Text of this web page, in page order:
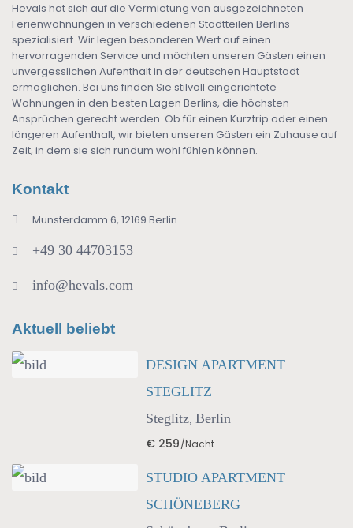
Hevals hat sich auf die Vermietung von ausgezeichneten
Ferienwohnungen in verschiedenen Stadtteilen Berlins
spezialisiert. Wir legen besonderen Wert auf einen
hervorragenden Service und möchten unseren Gästen einen
unvergesslichen Aufenthalt in der deutschen Hauptstadt
ermöglichen. Bei uns finden Sie stilvoll eingerichtete
Wohnungen in den besten Lagen Berlins, die höchsten
Ansprüchen gerecht werden. Ob für einen Kurztrip oder einen
längeren Aufenthalt, wir bieten unseren Gästen ein Zuhause auf
Zeit, in dem sie sich rundum wohl fühlen können.
Kontakt
Munsterdamm 6, 12169 Berlin
+49 30 44703153
info@hevals.com
Aktuell beliebt
DESIGN APARTMENT
STEGLITZ
Steglitz, Berlin
€ 259/Nacht
STUDIO APARTMENT
SCHÖNEBERG